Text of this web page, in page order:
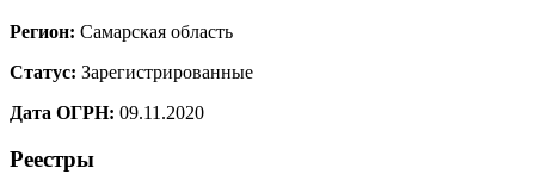
Регион: Самарская область
Статус: Зарегистрированные
Дата ОГРН: 09.11.2020
Реестры